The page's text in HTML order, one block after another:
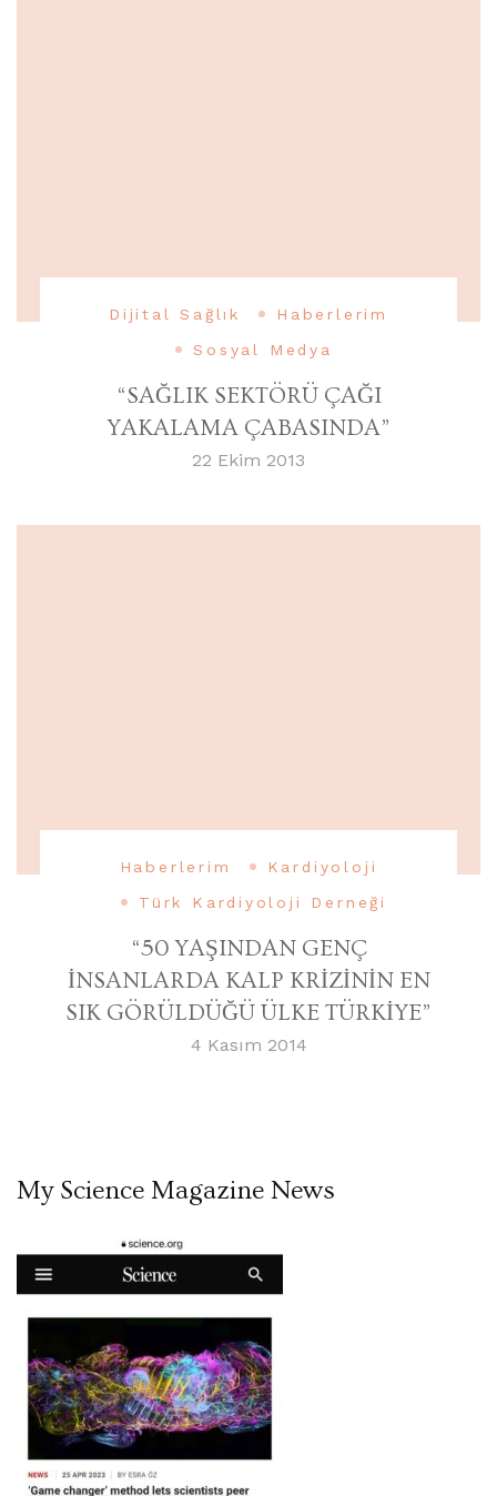
Dijital Sağlık
Haberlerim
Sosyal Medya
“SAĞLIK SEKTÖRÜ ÇAĞI
YAKALAMA ÇABASINDA”
22 Ekim 2013
Haberlerim
Kardiyoloji
Türk Kardiyoloji Derneği
“50 YAŞINDAN GENÇ
İNSANLARDA KALP KRİZİNİN EN
SIK GÖRÜLDÜĞÜ ÜLKE TÜRKİYE”
4 Kasım 2014
My Science Magazine News